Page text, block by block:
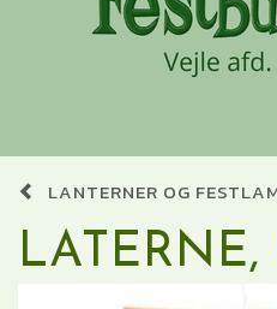
LANTERNER OG